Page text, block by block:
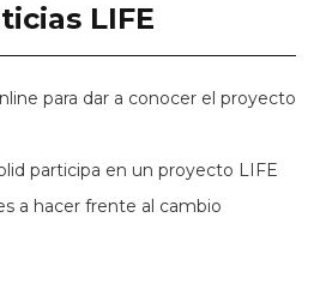
LIFE
para dar a conocer el proyecto
participa en un proyecto LIFE
a hacer frente al cambio